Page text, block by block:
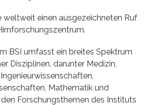
weltweit einen ausgezeichneten Ruf
BSI umfasst ein breites Spektrum
Disziplinen, darunter Medizin,
Mathematik und
Forschungsthemen des Instituts